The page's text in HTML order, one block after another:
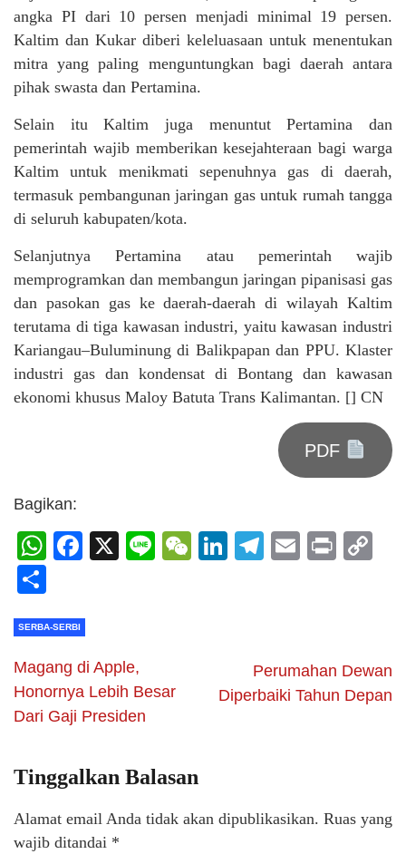
angka PI dari 10 persen menjadi minimal 19 persen.
Kaltim dan Kukar diberi keleluasaan untuk menentukan
mitra yang paling menguntungkan bagi daerah antara
pihak swasta dan Pertamina.
Selain itu Kaltim juga menuntut Pertamina dan
pemerintah wajib memberikan kesejahteraan bagi warga
Kaltim untuk menikmati sepenuhnya gas di daerah,
termasuk pembangunan jaringan gas untuk rumah tangga
di seluruh kabupaten/kota.
Selanjutnya Pertamina atau pemerintah wajib
memprogramkan dan membangun jaringan pipanisasi gas
dan pasokan gas ke daerah-daerah di wilayah Kaltim
terutama di tiga kawasan industri, yaitu kawasan industri
Kariangau–Buluminung di Balikpapan dan PPU. Klaster
industri gas dan kondensat di Bontang dan kawasan
ekonomi khusus Maloy Batuta Trans Kalimantan. [] CN
PDF
Bagikan:
WhatsApp
Facebook
X LineWeChat
LinkedIn
Telegram
Email
Print
SERBA-SERBI
Magang di Apple,
Honornya Lebih Besar
Dari Gaji Presiden
Perumahan Dewan
Diperbaiki Tahun Depan
Tinggalkan Balasan
Alamat email Anda tidak akan dipublikasikan. Ruas yang
wajib ditandai *